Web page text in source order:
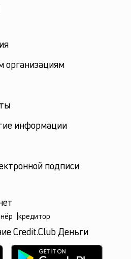
организациям
информации
подписи
кредитор
Credit.Club Деньги